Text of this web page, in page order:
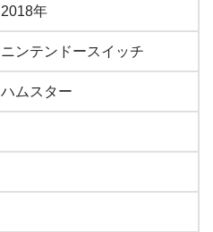
2018年
ニンテンドースイッチ
ハムスター